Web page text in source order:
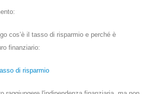
cos’è il tasso di risparmio e perché è
finanziario:
di risparmio